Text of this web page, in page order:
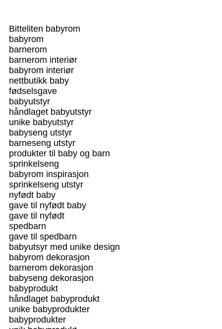
Bitteliten babyrom
babyrom
barnerom
barnerom interiør
babyrom interiør
nettbutikk baby
fødselsgave
babyutstyr
håndlaget babyutstyr
unike babyutstyr
babyseng utstyr
barneseng utstyr
produkter til baby og barn
sprinkelseng
babyrom inspirasjon
sprinkelseng utstyr
nyfødt baby
gave til nyfødt baby
gave til nyfødt
spedbarn
gave til spedbarn
babyutsyr med unike design
babyrom dekorasjon
barnerom dekorasjon
babyseng dekorasjon
babyprodukt
håndlaget babyprodukt
unike babyprodukter
babyprodukter